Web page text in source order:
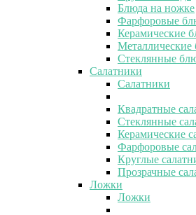
Блюда на ножке
Фарфоровые
Керамические
Металлические
Стеклянные
Салатники
Салатники
Квадратные
Стеклянные
Керамические
Фарфоровые
Круглые
Прозрачные
Ложки
Ложки